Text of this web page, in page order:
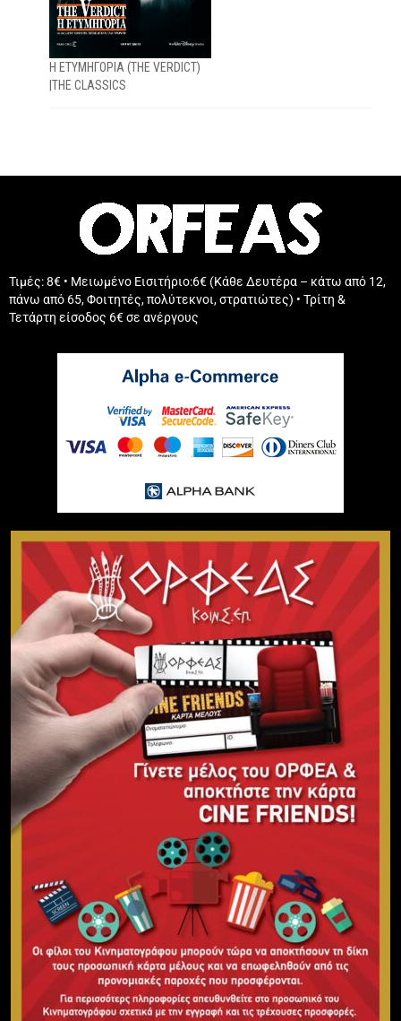
H ETYMHΓΟΡΙΑ (THE VERDICT)
|THE CLASSICS
Τιμές: 8€ • Μειωμένο Εισιτήριο:6€ (Κάθε Δευτέρα – κάτω από 12,
πάνω από 65, Φοιτητές, πολύτεκνοι, στρατιώτες) • Τρίτη &
Τετάρτη είσοδος 6€ σε ανέργους